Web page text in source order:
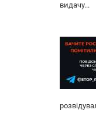
видачу...